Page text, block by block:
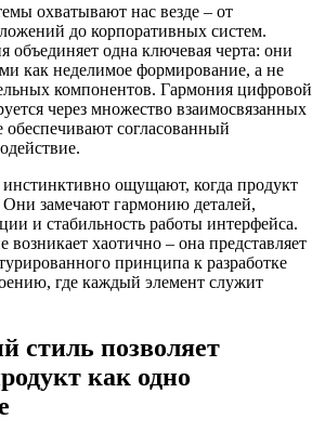
охватывают нас везде – от
до корпоративных систем.
одна ключевая черта: они
как неделимое формирование, а не
компонентов. Гармония цифровой
через множество взаимосвязанных
обеспечивают согласованный
ощущают, когда продукт
Они замечают гармонию деталей,
и стабильность работы интерфейса.
возникает хаотично – она представляет
принципа к разработке
где каждый элемент служит
стиль позволяет
как одно